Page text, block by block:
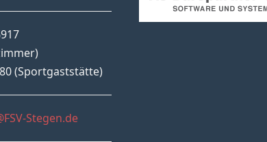
(Sportgaststätte)
Stegen.de